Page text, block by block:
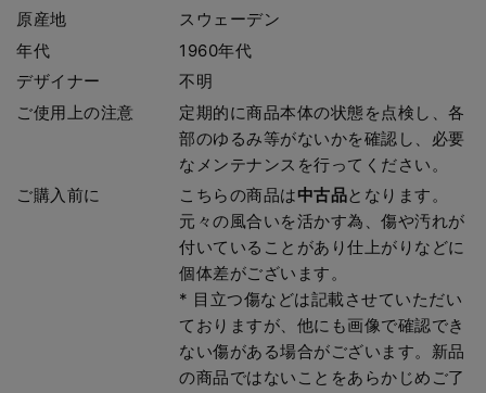
原産地
スウェーデン
年代
1960年代
デザイナー
不明
ご使用上の注意
定期的に商品本体の状態を点検し、各
部のゆるみ等がないかを確認し、必要
なメンテナンスを行ってください。
ご購入前に
こちらの商品は中古品となります。
元々の風合いを活かす為、傷や汚れが
付いていることがあり仕上がりなどに
個体差がございます。
* 目立つ傷などは記載させていただい
ておりますが、他にも画像で確認でき
ない傷がある場合がございます。新品
の商品ではないことをあらかじめご了